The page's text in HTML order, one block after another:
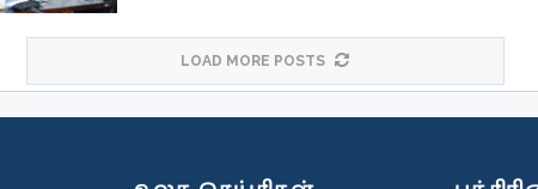
LOAD MORE POSTS